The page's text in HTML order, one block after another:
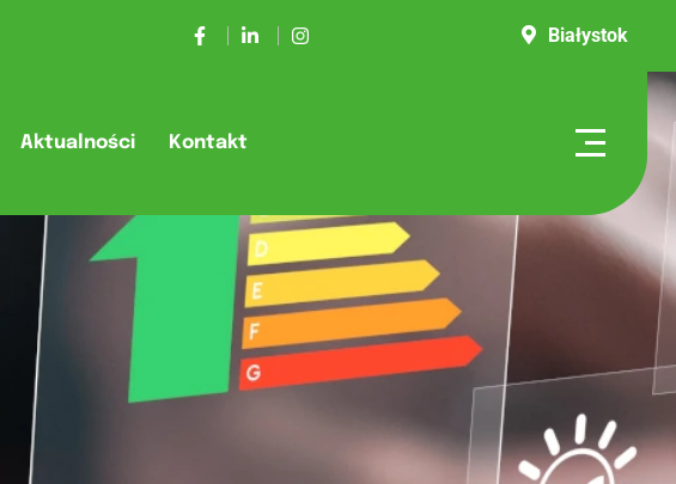
Białystok
Aktualności Kontakt